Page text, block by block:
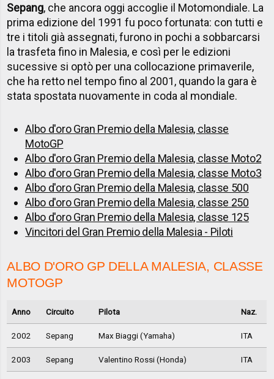
Sepang, che ancora oggi accoglie il Motomondiale. La
prima edizione del 1991 fu poco fortunata: con tutti e
tre i titoli già assegnati, furono in pochi a sobbarcarsi
la trasfeta fino in Malesia, e così per le edizioni
sucessive si optò per una collocazione primaverile,
che ha retto nel tempo fino al 2001, quando la gara è
stata spostata nuovamente in coda al mondiale.
Albo d'oro Gran Premio della Malesia, classe
MotoGP
Albo d'oro Gran Premio della Malesia, classe Moto2
Albo d'oro Gran Premio della Malesia, classe Moto3
Albo d'oro Gran Premio della Malesia, classe 500
Albo d'oro Gran Premio della Malesia, classe 250
Albo d'oro Gran Premio della Malesia, classe 125
Vincitori del Gran Premio della Malesia - Piloti
ALBO D'ORO GP DELLA MALESIA, CLASSE
MOTOGP
Anno Circuito Pilota Naz.
2002 Sepang Max Biaggi (Yamaha) ITA
2003 Sepang Valentino Rossi (Honda) ITA